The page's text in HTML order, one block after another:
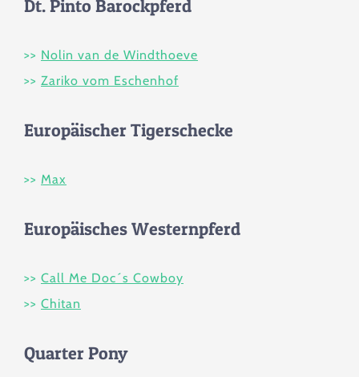
Zucht
Berichte & News
Dt. Pinto Barockpferd
>> Nolin van de Windthoeve
>> Zariko vom Eschenhof
Europäischer Tigerschecke
>> Max
Europäisches Westernpferd
>> Call Me Doc´s Cowboy
>> Chitan
Quarter Pony